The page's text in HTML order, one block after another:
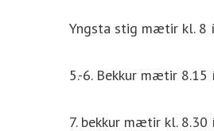
Yngsta stig mætir kl. 8
5.-6. Bekkur mætir 8.15
7. bekkur mætir kl. 8.30